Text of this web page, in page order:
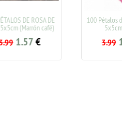
DE ROSA DE
(Marrón café)
1.57€
100 Pétalos
5x5cm
3.99